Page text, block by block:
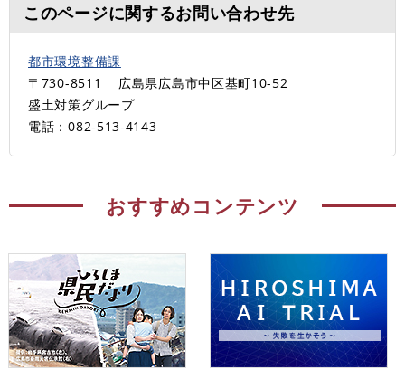
このページに関するお問い合わせ先
都市環境整備課
〒730-8511
広島県広島市中区基町10-52
盛土対策グループ
電話：082-513-4143
おすすめコンテンツ